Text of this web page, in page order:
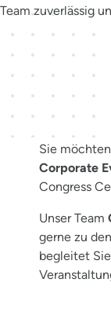
Team zuverlässig
Der
für Ihr
Sie
Corporate
Congress
Unser Team
gerne zu
begleitet